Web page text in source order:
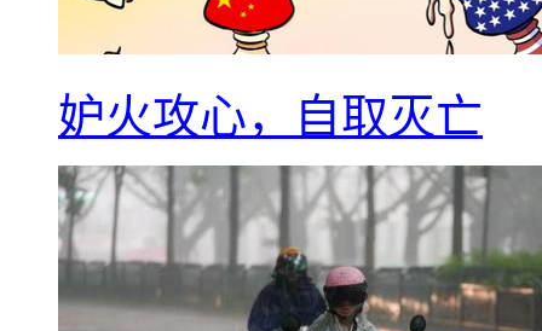
妒火攻心，自取灭亡